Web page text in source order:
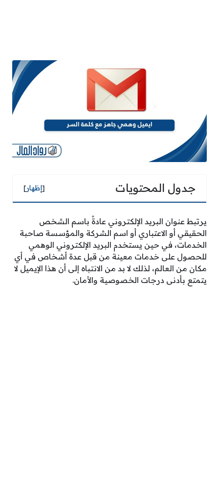
جدول المحتويات [إظهار]
يرتبط عنوان البريد الإلكتروني عادةً باسم الشخص
الحقيقي أو الاعتباري أو اسم الشركة والمؤسسة صاحبة
الخدمات، في حين يستخدم البريد الإلكتروني الوهمي
للحصول على خدمات معينة من قبل عدة أشخاص في أي
مكان من العالم، لذلك لا بد من الانتباه إلى أن هذا الإيميل لا
يتمتع بأدنى درجات الخصوصية والأمان.